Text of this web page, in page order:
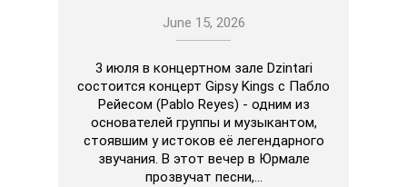
June 15, 2026
3 июля в концертном зале Dzintari
состоится концерт Gipsy Kings с Пабло
Рейесом (Pablo Reyes) - одним из
основателей группы и музыкантом,
стоявшим у истоков её легендарного
звучания. В этот вечер в Юрмале
прозвучат песни,…